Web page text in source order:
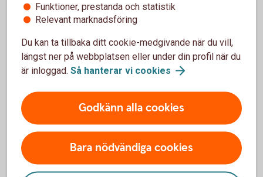
Paus i pågående
pensionsutbetalning
Du kan enkelt pausa din pensionsutbetalning och
även förkorta, förlänga eller ta bort en pågående
Pausa din pensionsutbetalning
Funktioner, prestanda och statistik
Relevant marknadsföring
Du kan ta tillbaka ditt cookie-medgivande när du vill,
längst ner på webbplatsen eller under din profil när du
är inloggad. Så hanterar vi cookies
Godkänn alla cookies
Bara nödvändiga cookies